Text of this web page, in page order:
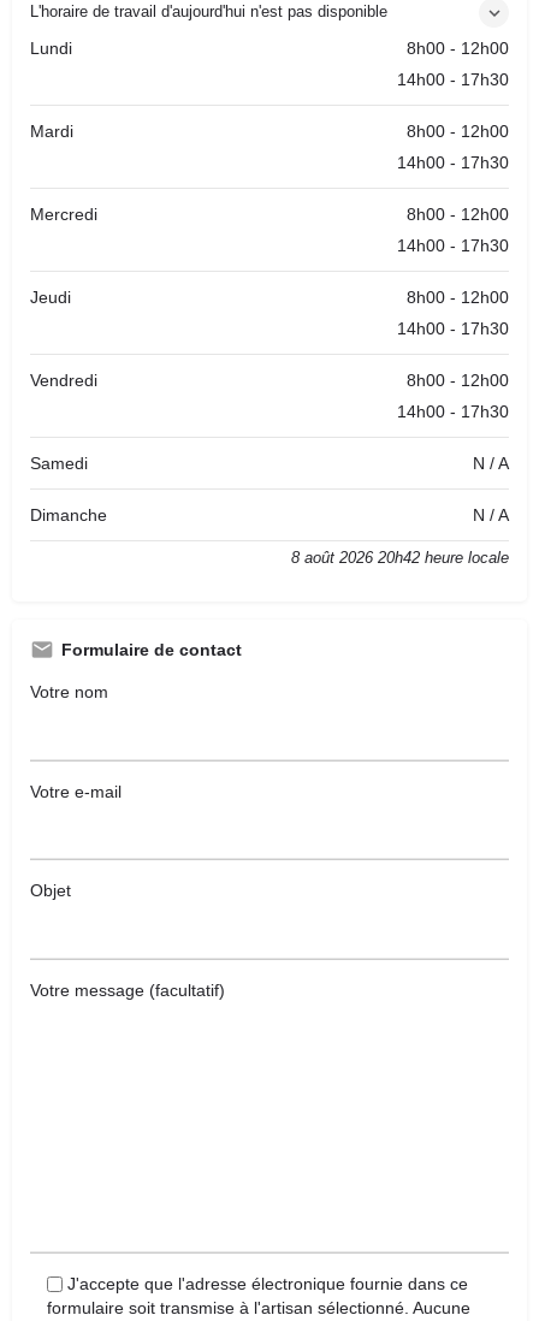
L'horaire de travail d'aujourd'hui n'est pas disponible
Lundi
8h00 - 12h00
14h00 - 17h30
Mardi
8h00 - 12h00
14h00 - 17h30
Mercredi
8h00 - 12h00
14h00 - 17h30
Jeudi
8h00 - 12h00
14h00 - 17h30
Vendredi
8h00 - 12h00
14h00 - 17h30
Samedi N / A
Dimanche N / A
8 août 2026 20h42 heure locale
Formulaire de contact
Votre nom
Votre e-mail
Objet
Votre message (facultatif)
J'accepte que l'adresse électronique fournie dans ce
formulaire soit transmise à l'artisan sélectionné. Aucune